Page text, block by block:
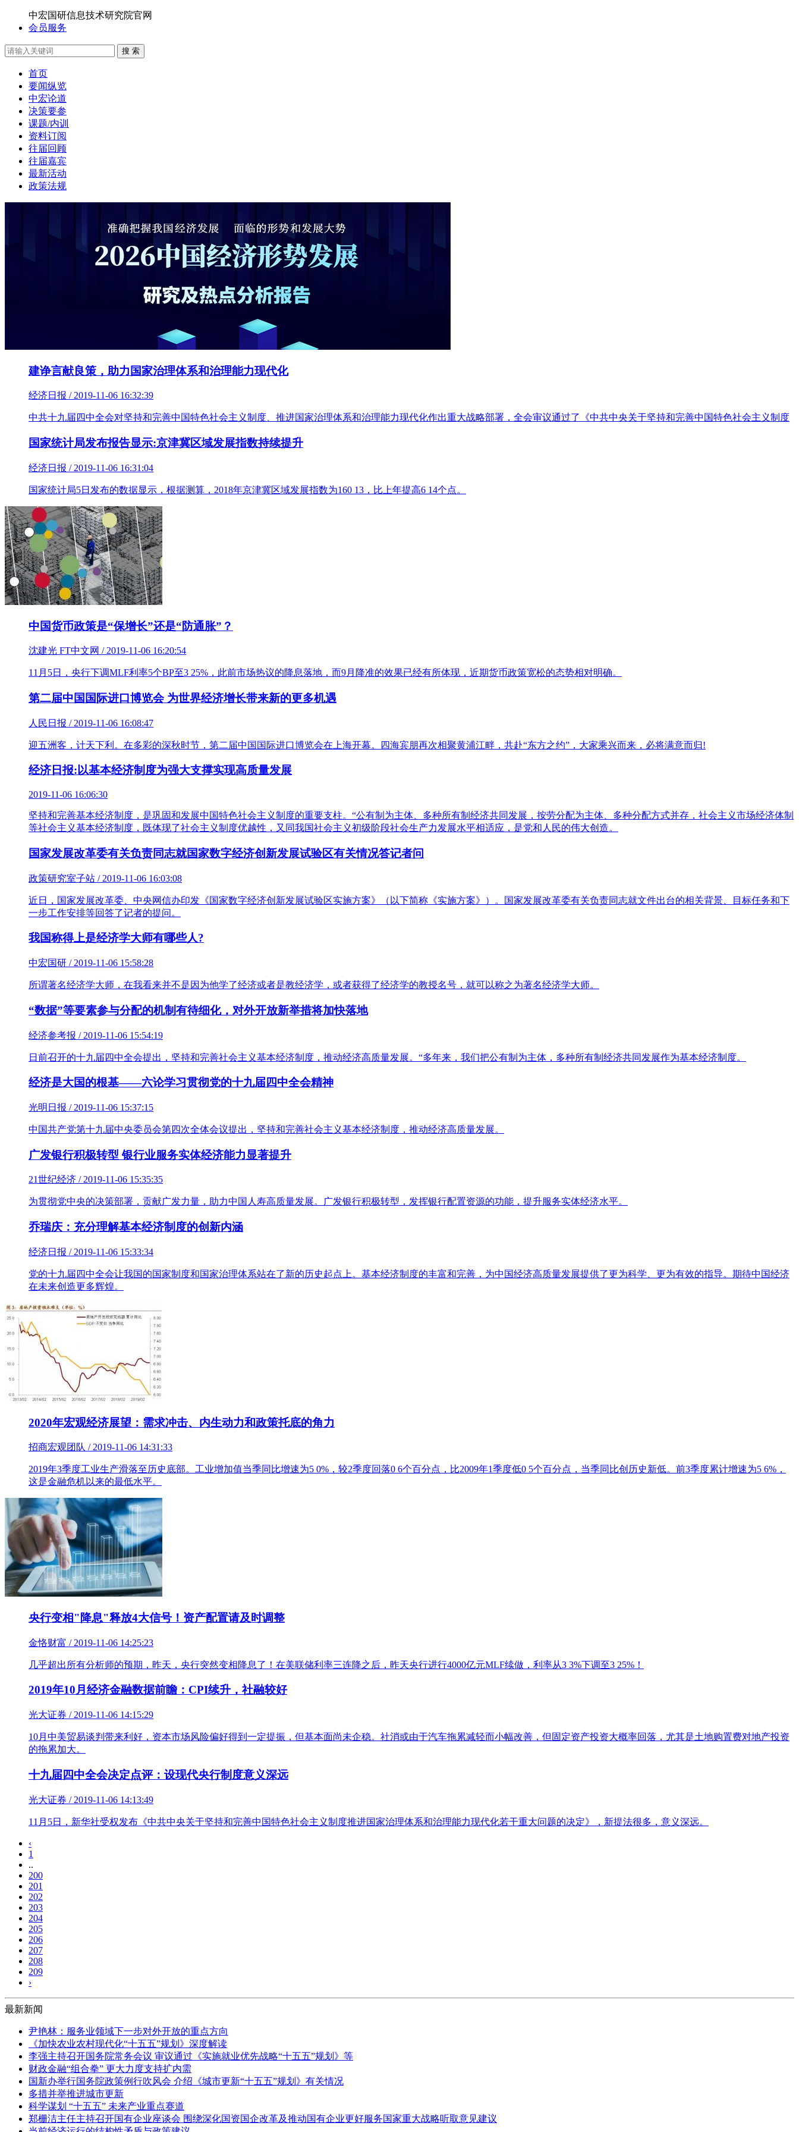
中宏国研信息技术研究院官网
会员服务
搜 索
首页
要闻纵览
中宏论道
决策要参
课题/内训
资料订阅
往届回顾
往届嘉宾
最新活动
政策法规
建诤言献良策，助力国家治理体系和治理能力现代化
经济日报 / 2019-11-06 16:32:39
中共十九届四中全会对坚持和完善中国特色社会主义制度、推进国家治理体系和治理能力现代化作出重大战略部署，全会审议通过了《中共中央关于坚持和完善中国特色社会主义制度
国家统计局发布报告显示:京津冀区域发展指数持续提升
经济日报 / 2019-11-06 16:31:04
国家统计局5日发布的数据显示，根据测算，2018年京津冀区域发展指数为160 13，比上年提高6 14个点。
中国货币政策是“保增长”还是“防通胀”？
沈建光 FT中文网 / 2019-11-06 16:20:54
11月5日，央行下调MLF利率5个BP至3 25%，此前市场热议的降息落地，而9月降准的效果已经有所体现，近期货币政策宽松的态势相对明确。
第二届中国国际进口博览会 为世界经济增长带来新的更多机遇
人民日报 / 2019-11-06 16:08:47
迎五洲客，计天下利。在多彩的深秋时节，第二届中国国际进口博览会在上海开幕。四海宾朋再次相聚黄浦江畔，共赴“东方之约”，大家乘兴而来，必将满意而归!
经济日报:以基本经济制度为强大支撑实现高质量发展
2019-11-06 16:06:30
坚持和完善基本经济制度，是巩固和发展中国特色社会主义制度的重要支柱。“公有制为主体、多种所有制经济共同发展，按劳分配为主体、多种分配方式并存，社会主义市场经济体制
等社会主义基本经济制度，既体现了社会主义制度优越性，又同我国社会主义初级阶段社会生产力发展水平相适应，是党和人民的伟大创造。
国家发展改革委有关负责同志就国家数字经济创新发展试验区有关情况答记者问
政策研究室子站 / 2019-11-06 16:03:08
近日，国家发展改革委、中央网信办印发《国家数字经济创新发展试验区实施方案》（以下简称《实施方案》）。国家发展改革委有关负责同志就文件出台的相关背景、目标任务和下
一步工作安排等回答了记者的提问。
我国称得上是经济学大师有哪些人?
中宏国研 / 2019-11-06 15:58:28
所谓著名经济学大师，在我看来并不是因为他学了经济或者是教经济学，或者获得了经济学的教授名号，就可以称之为著名经济学大师。
“数据”等要素参与分配的机制有待细化，对外开放新举措将加快落地
经济参考报 / 2019-11-06 15:54:19
日前召开的十九届四中全会提出，坚持和完善社会主义基本经济制度，推动经济高质量发展。“多年来，我们把公有制为主体，多种所有制经济共同发展作为基本经济制度。
经济是大国的根基——六论学习贯彻党的十九届四中全会精神
光明日报 / 2019-11-06 15:37:15
中国共产党第十九届中央委员会第四次全体会议提出，坚持和完善社会主义基本经济制度，推动经济高质量发展。
广发银行积极转型 银行业服务实体经济能力显著提升
21世纪经济 / 2019-11-06 15:35:35
为贯彻党中央的决策部署，贡献广发力量，助力中国人寿高质量发展。广发银行积极转型，发挥银行配置资源的功能，提升服务实体经济水平。
乔瑞庆：充分理解基本经济制度的创新内涵
经济日报 / 2019-11-06 15:33:34
党的十九届四中全会让我国的国家制度和国家治理体系站在了新的历史起点上。基本经济制度的丰富和完善，为中国经济高质量发展提供了更为科学、更为有效的指导。期待中国经济
在未来创造更多辉煌。
2020年宏观经济展望：需求冲击、内生动力和政策托底的角力
招商宏观团队 / 2019-11-06 14:31:33
2019年3季度工业生产滑落至历史底部。工业增加值当季同比增速为5 0%，较2季度回落0 6个百分点，比2009年1季度低0 5个百分点，当季同比创历史新低。前3季度累计增速为5 6%，
这是金融危机以来的最低水平。
央行变相"降息"释放4大信号！资产配置请及时调整
金恪财富 / 2019-11-06 14:25:23
几乎超出所有分析师的预期，昨天，央行突然变相降息了！在美联储利率三连降之后，昨天央行进行4000亿元MLF续做，利率从3 3%下调至3 25%！
2019年10月经济金融数据前瞻：CPI续升，社融较好
光大证券 / 2019-11-06 14:15:29
10月中美贸易谈判带来利好，资本市场风险偏好得到一定提振，但基本面尚未企稳。社消或由于汽车拖累减轻而小幅改善，但固定资产投资大概率回落，尤其是土地购置费对地产投资
的拖累加大。
十九届四中全会决定点评：设现代央行制度意义深远
光大证券 / 2019-11-06 14:13:49
11月5日，新华社受权发布《中共中央关于坚持和完善中国特色社会主义制度推进国家治理体系和治理能力现代化若干重大问题的决定》，新提法很多，意义深远。
‹
1
..
200
201
202
203
204
205
206
207
208
209
›
最新新闻
尹艳林：服务业领域下一步对外开放的重点方向
《加快农业农村现代化“十五五”规划》深度解读
李强主持召开国务院常务会议 审议通过《实施就业优先战略“十五五”规划》等
财政金融“组合拳” 更大力度支持扩内需
国新办举行国务院政策例行吹风会 介绍《城市更新“十五五”规划》有关情况
多措并举推进城市更新
科学谋划 “十五五” 未来产业重点赛道
郑栅洁主任主持召开国有企业座谈会 围绕深化国资国企改革及推动国有企业更好服务国家重大战略听取意见建议